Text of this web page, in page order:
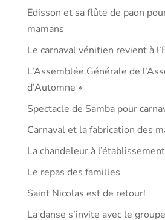
Edisson et sa flûte de paon
mamans
Le carnaval vénitien revient à
L’Assemblée Générale de
d’Automne »
Spectacle de Samba pour
Carnaval et la fabrication des
La chandeleur à l’établissement
Le repas des familles
Saint Nicolas est de retour!
La danse s’invite avec le